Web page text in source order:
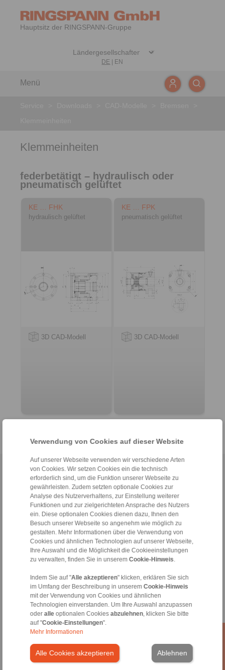
Verwendung von Cookies auf dieser Website
Auf unserer Webseite verwenden wir verschiedene Arten
von Cookies. Wir setzen Cookies ein die technisch
erforderlich sind, um die Funktion unserer Webseite zu
gewährleisten. Zudem setzten optionale Cookies zur
Analyse des Nutzerverhaltens, zur Einstellung weiterer
Funktionen und zur zielgerichteten Ansprache des Nutzers
ein. Diese optionalen Cookies dienen dazu, Ihnen den
Besuch unserer Webseite so angenehm wie möglich zu
gestalten. Mehr Informationen über die Verwendung von
Cookies und ähnlichen Technologien auf unserer Webseite,
Ihre Auswahl und die Möglichkeit die Cookieeinstellungen
zu verwalten, finden Sie in unserem Cookie-Hinweis
Indem Sie auf "Alle akzeptieren" klicken, erklären Sie sich
im Umfang der Beschreibung in unserem Cookie-Hinweis
mit der Verwendung von Cookies und ähnlichen
Technologien einverstanden. Um Ihre Auswahl anzupassen
oder alleoptionalen Cookies abzulehnen, klicken Sie bitte
auf "Cookie-Einstellungen".
Mehr Informationen
Alle Cookies akzeptieren Ablehnen
Hauptsitz der RINGSPANN-Gruppe
DE EN
Menü
Klemmeinheiten
federbetätigt – hydraulisch oder
pneumatisch gelüftet
KE … FHK
hydraulisch gelüftet
3D CAD-Modell
KE … FPK
pneumatisch gelüftet
3D CAD-Modell
Home |Kontaktformular| Impressum |Datenschutzerklärung
Allgemeine Verkaufsbedingungen|Hinweisgeberplattform
Produkte
Übersicht
Bremsen
Welle-Nabe-Verbindungen
Schwerlastkupplungen
Industriekupplungen
Präzisionskupplungen
Präzisions-Spannzeuge
RCS® Fernbetätigungen
Branchen